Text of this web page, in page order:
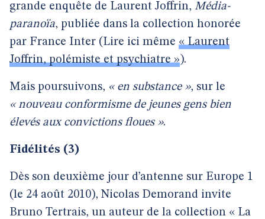
grande enquête de Laurent Joffrin, Média-
paranoïa, publiée dans la collection honorée
par France Inter (Lire ici même « Laurent
Joffrin, polémiste et psychiatre »).
Mais poursuivons, « en substance », sur le
« nouveau conformisme de jeunes gens bien
élevés aux convictions floues ».
Fidélités (3)
Dès son deuxième jour d’antenne sur Europe 1
(le 24 août 2010), Nicolas Demorand invite
Bruno Tertrais, un auteur de la collection « La